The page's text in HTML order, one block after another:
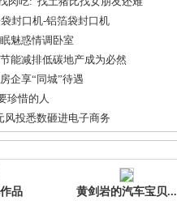
封口机-铝箔袋封口机
魅惑情调卧室
能减排低碳地产成为必然
企享“同城”待遇
珍惜的人
风投悉数砸进电子商务
峰山公园牌坊
留下疤痕吗
品 黄剑岩的汽车宝贝...